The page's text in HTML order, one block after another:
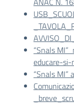
“Snals
educare-
“Snals